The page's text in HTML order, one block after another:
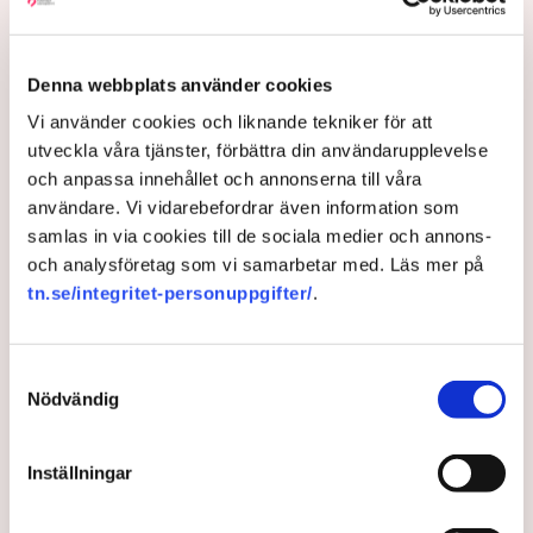
Denna webbplats använder cookies
Vi använder cookies och liknande tekniker för att
utveckla våra tjänster, förbättra din användarupplevelse
och anpassa innehållet och annonserna till våra
användare. Vi vidarebefordrar även information som
samlas in via cookies till de sociala medier och annons-
och analysföretag som vi samarbetar med. Läs mer på
tn.se/integritet-personuppgifter/.
Nödvändig
Inställningar
pengar för att säkra flygtrafiken. Det gäller bland
annat i Växjö, Karlstad, Trollhättan och Gotland.
näringslivets utveckling. Vi var helt enkelt tvungna
att reagera”, säger Patrik Rees, en av initiativtagarna
till det nya flygbolaget till och från Gotland.
9 months ago | Av: Redaktionen